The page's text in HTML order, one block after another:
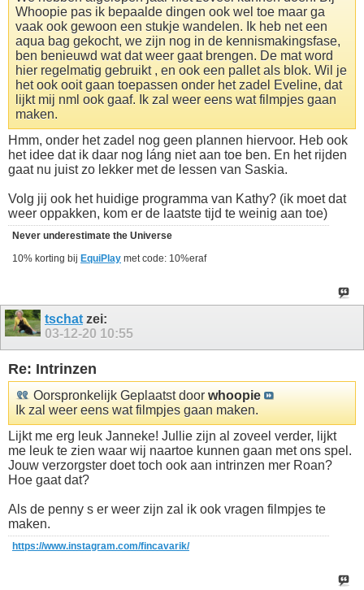
Whoopie pas ik bepaalde dingen ook wel toe maar ga
vaak ook gewoon een stukje wandelen. Ik heb net een
aqua bag gekocht, we zijn nog in de kennismakingsfase,
ben benieuwd wat dat weer gaat brengen. De mat word
hier regelmatig gebruikt , en ook een pallet als blok. Wil je
het ook ooit gaan toepassen onder het zadel Eveline, dat
lijkt mij nml ook gaaf. Ik zal weer eens wat filmpjes gaan
maken.
Hmm, onder het zadel nog geen plannen hiervoor. Heb ook
het idee dat ik daar nog láng niet aan toe ben. En het rijden
gaat nu juist zo lekker met de lessen van Saskia.
Volg jij ook het huidige programma van Kathy? (ik moet dat
weer oppakken, kom er de laatste tijd te weinig aan toe)
Never underestimate the Universe
10% korting bij EquiPlay met code: 10%eraf
tschat zei:
03-12-20 10:55
Re: Intrinzen
Oorspronkelijk Geplaatst door whoopie
Ik zal weer eens wat filmpjes gaan maken.
Lijkt me erg leuk Janneke! Jullie zijn al zoveel verder, lijkt
me leuk te zien waar wij naartoe kunnen gaan met ons spel.
Jouw verzorgster doet toch ook aan intrinzen mer Roan?
Hoe gaat dat?
Als de penny s er weer zijn zal ik ook vragen filmpjes te
maken.
https://www.instagram.com/fincavarik/